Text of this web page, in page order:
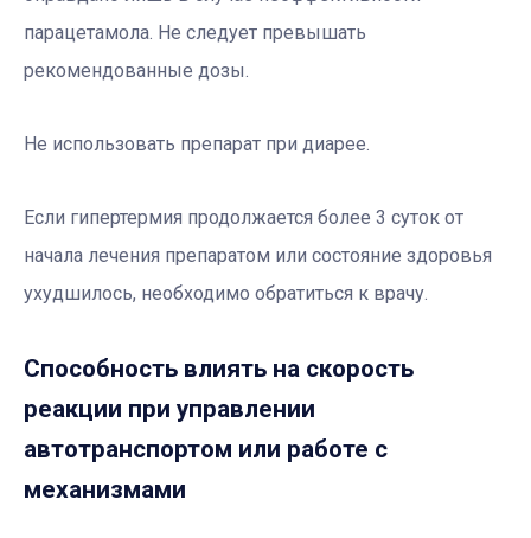
парацетамола. Не следует превышать
рекомендованные дозы.
Не использовать препарат при диарее.
Если гипертермия продолжается более 3 суток от
начала лечения препаратом или состояние здоровья
ухудшилось, необходимо обратиться к врачу.
Способность влиять на скорость
реакции при управлении
автотранспортом или работе с
механизмами